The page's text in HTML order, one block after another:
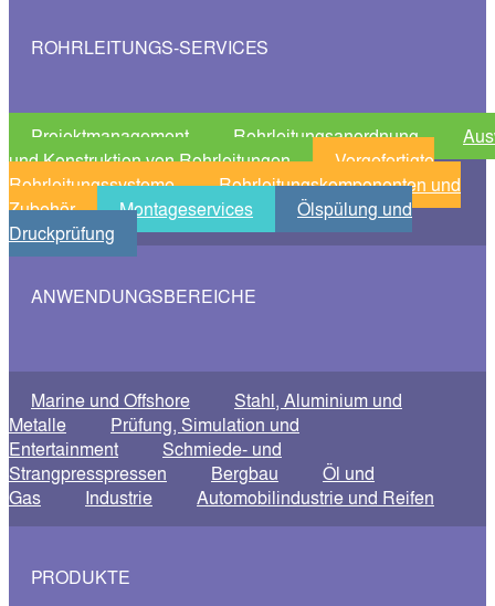
ROHRLEITUNGS-SERVICES
Projektmanagement Rohrleitungsanordnung
und Konstruktion von Rohrleitungen
Vorgefertigte
Rohrleitungssysteme
Rohrleitungskomponenten und
Zubehör
Montageservices
Ölspülung und
Druckprüfung
ANWENDUNGSBEREICHE
Marine und Offshore
Stahl, Aluminium und
Metalle
Prüfung, Simulation und
Entertainment
Schmiede- und
Strangpresspressen
Bergbau
Öl und
Gas
Industrie Automobilindustrie und Reifen
PRODUKTE